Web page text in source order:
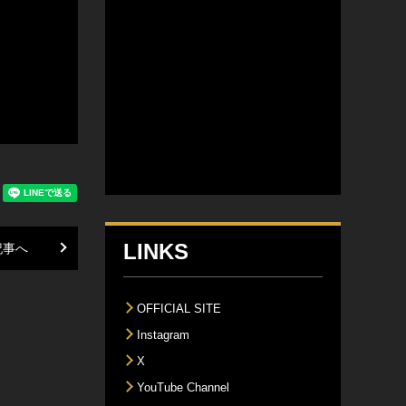
事へ LINKS
OFFICIAL SITE
Instagram
X
YouTube Channel